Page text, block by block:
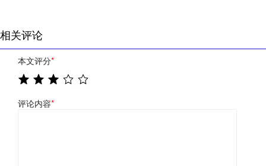
相关评论
本文评分*
评论内容*